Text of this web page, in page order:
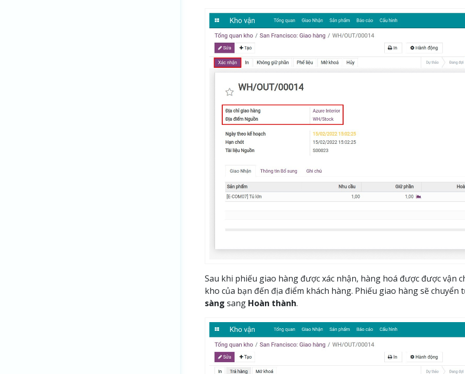
Sau khi phiếu giao hàng được xác nhận, hàng hoá được được vận
kho của bạn đến địa điểm khách hàng. Phiếu giao hàng sẽ chuyển
sàng sang Hoàn thành.